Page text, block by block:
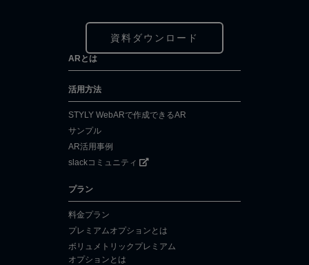
資料ダウンロード
ARとは
活用方法
STYLY WebARで作成できるAR
サンプル
AR活用事例
slackコミュニティ
プラン
料金プラン
プレミアムオプションとは
ボリュメトリックプレミアム
オプションとは